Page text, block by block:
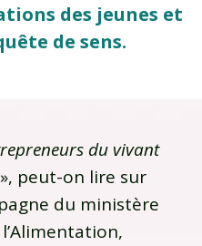
des jeunes et
de sens.
du vivant
», peut-on lire sur
du ministère